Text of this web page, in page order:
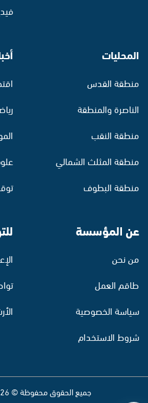
المحليات
منطقة القدس
الناصرة والمنطقة
منطقة النقب
منطقة المثلث الشمالي
منطقة البطوف
عن المؤسسة
من نحن
طاقم العمل
سياسة الخصوصية
شروط الاستخدام
جميع الحقوق محفوظة © 2026 | موقع الشمس